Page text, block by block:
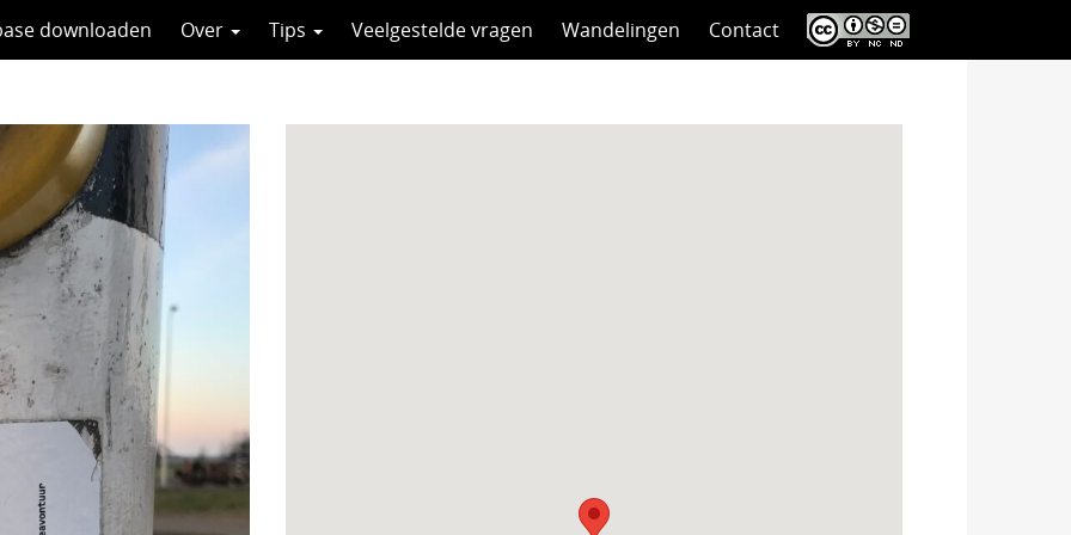
downloaden Over Tips Veelgestelde vragen Wandelingen Contact